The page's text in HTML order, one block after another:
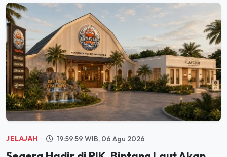
JELAJAH 19:59:59 WIB, 06 Agu 2026
Segera Hadir di PIK, Bintang Laut Akan
Padukan Wisata Kuliner, Memancing, dan